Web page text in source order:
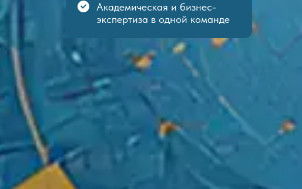
Академическая и бизнес-
экспертиза в одной команде